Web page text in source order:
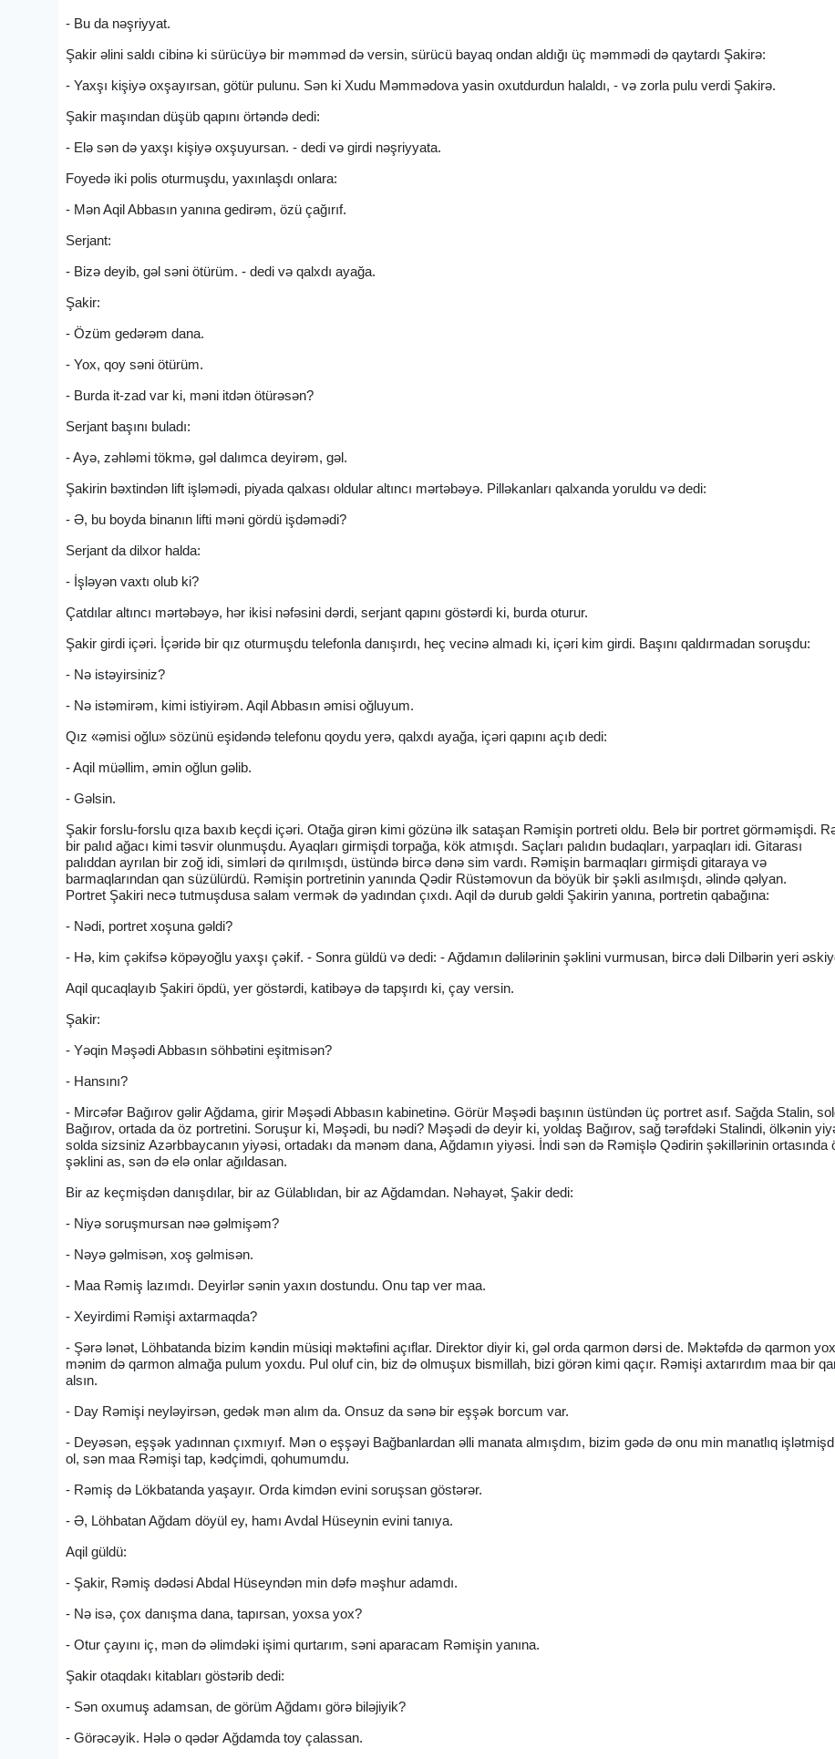
- Bu da nəşriyyat.
Şakir əlini saldı cibinə ki sürücüyə bir məmməd də versin, sürücü bayaq ondan aldığı üç məmmədi də qaytardı Şakirə:
- Yaxşı kişiyə oxşayırsan, götür pulunu. Sən ki Xudu Məmmədova yasin oxutdurdun halaldı, - və zorla pulu verdi Şakirə.
Şakir maşından düşüb qapını örtəndə dedi:
- Elə sən də yaxşı kişiyə oxşuyursan. - dedi və girdi nəşriyyata.
Foyedə iki polis oturmuşdu, yaxınlaşdı onlara:
- Mən Aqil Abbasın yanına gedirəm, özü çağırıf.
Serjant:
- Bizə deyib, gəl səni ötürüm. - dedi və qalxdı ayağa.
Şakir:
- Özüm gedərəm dana.
- Yox, qoy səni ötürüm.
- Burda it-zad var ki, məni itdən ötürəsən?
Serjant başını buladı:
- Ayə, zəhləmi tökmə, gəl dalımca deyirəm, gəl.
Şakirin bəxtindən lift işləmədi, piyada qalxası oldular altıncı mərtəbəyə. Pilləkanları qalxanda yoruldu və dedi:
- Ə, bu boyda binanın lifti məni gördü işdəmədi?
Serjant da dilxor halda:
- İşləyən vaxtı olub ki?
Çatdılar altıncı mərtəbəyə, hər ikisi nəfəsini dərdi, serjant qapını göstərdi ki, burda oturur.
Şakir girdi içəri. İçəridə bir qız oturmuşdu telefonla danışırdı, heç vecinə almadı ki, içəri kim girdi. Başını qaldırmadan soruşdu:
- Nə istəyirsiniz?
- Nə istəmirəm, kimi istiyirəm. Aqil Abbasın əmisi oğluyum.
Qız «əmisi oğlu» sözünü eşidəndə telefonu qoydu yerə, qalxdı ayağa, içəri qapını açıb dedi:
- Aqil müəllim, əmin oğlun gəlib.
- Gəlsin.
Şakir forslu-forslu qıza baxıb keçdi içəri. Otağa girən kimi gözünə ilk sataşan Rəmişin portreti oldu. Belə bir portret görməmişdi.
bir palıd ağacı kimi təsvir olunmuşdu. Ayaqları girmişdi torpağa, kök atmışdı. Saçları palıdın budaqları, yarpaqları idi. Gitarası
palıddan ayrılan bir zoğ idi, simləri də qırılmışdı, üstündə bircə dənə sim vardı. Rəmişin barmaqları girmişdi gitaraya və
barmaqlarından qan süzülürdü. Rəmişin portretinin yanında Qədir Rüstəmovun da böyük bir şəkli asılmışdı, əlində qəlyan.
Portret Şakiri necə tutmuşdusa salam vermək də yadından çıxdı. Aqil də durub gəldi Şakirin yanına, portretin qabağına:
- Nədi, portret xoşuna gəldi?
- Hə, kim çəkifsə köpəyoğlu yaxşı çəkif. - Sonra güldü və dedi: - Ağdamın dəlilərinin şəklini vurmusan, bircə dəli Dilbərin yeri
Aqil qucaqlayıb Şakiri öpdü, yer göstərdi, katibəyə də tapşırdı ki, çay versin.
Şakir:
- Yəqin Məşədi Abbasın söhbətini eşitmisən?
- Hansını?
- Mircəfər Bağırov gəlir Ağdama, girir Məşədi Abbasın kabinetinə. Görür Məşədi başının üstündən üç portret asıf. Sağda Stalin,
Bağırov, ortada da öz portretini. Soruşur ki, Məşədi, bu nədi? Məşədi də deyir ki, yoldaş Bağırov, sağ tərəfdəki Stalindi, ölkənin
solda sizsiniz Azərbbaycanın yiyəsi, ortadakı da mənəm dana, Ağdamın yiyəsi. İndi sən də Rəmişlə Qədirin şəkillərinin ortasında
şəklini as, sən də elə onlar ağıldasan.
Bir az keçmişdən danışdılar, bir az Gülablıdan, bir az Ağdamdan. Nəhayət, Şakir dedi:
- Niyə soruşmursan nəə gəlmişəm?
- Nəyə gəlmisən, xoş gəlmisən.
- Maa Rəmiş lazımdı. Deyirlər sənin yaxın dostundu. Onu tap ver maa.
- Xeyirdimi Rəmişi axtarmaqda?
- Şərə lənət, Löhbatanda bizim kəndin müsiqi məktəfini açıflar. Direktor diyir ki, gəl orda qarmon dərsi de. Məktəfdə də qarmon
mənim də qarmon almağa pulum yoxdu. Pul oluf cin, biz də olmuşux bismillah, bizi görən kimi qaçır. Rəmişi axtarırdım maa bir
alsın.
- Day Rəmişi neyləyirsən, gedək mən alım da. Onsuz da sənə bir eşşək borcum var.
- Deyəsən, eşşək yadınnan çıxmıyıf. Mən o eşşəyi Bağbanlardan əlli manata almışdım, bizim gədə də onu min manatlıq
ol, sən maa Rəmişi tap, kədçimdi, qohumumdu.
- Rəmiş də Lökbatanda yaşayır. Orda kimdən evini soruşsan göstərər.
- Ə, Löhbatan Ağdam döyül ey, hamı Avdal Hüseynin evini tanıya.
Aqil güldü:
- Şakir, Rəmiş dədəsi Abdal Hüseyndən min dəfə məşhur adamdı.
- Nə isə, çox danışma dana, tapırsan, yoxsa yox?
- Otur çayını iç, mən də əlimdəki işimi qurtarım, səni aparacam Rəmişin yanına.
Şakir otaqdakı kitabları göstərib dedi:
- Sən oxumuş adamsan, de görüm Ağdamı görə biləjiyik?
- Görəcəyik. Hələ o qədər Ağdamda toy çalassan.